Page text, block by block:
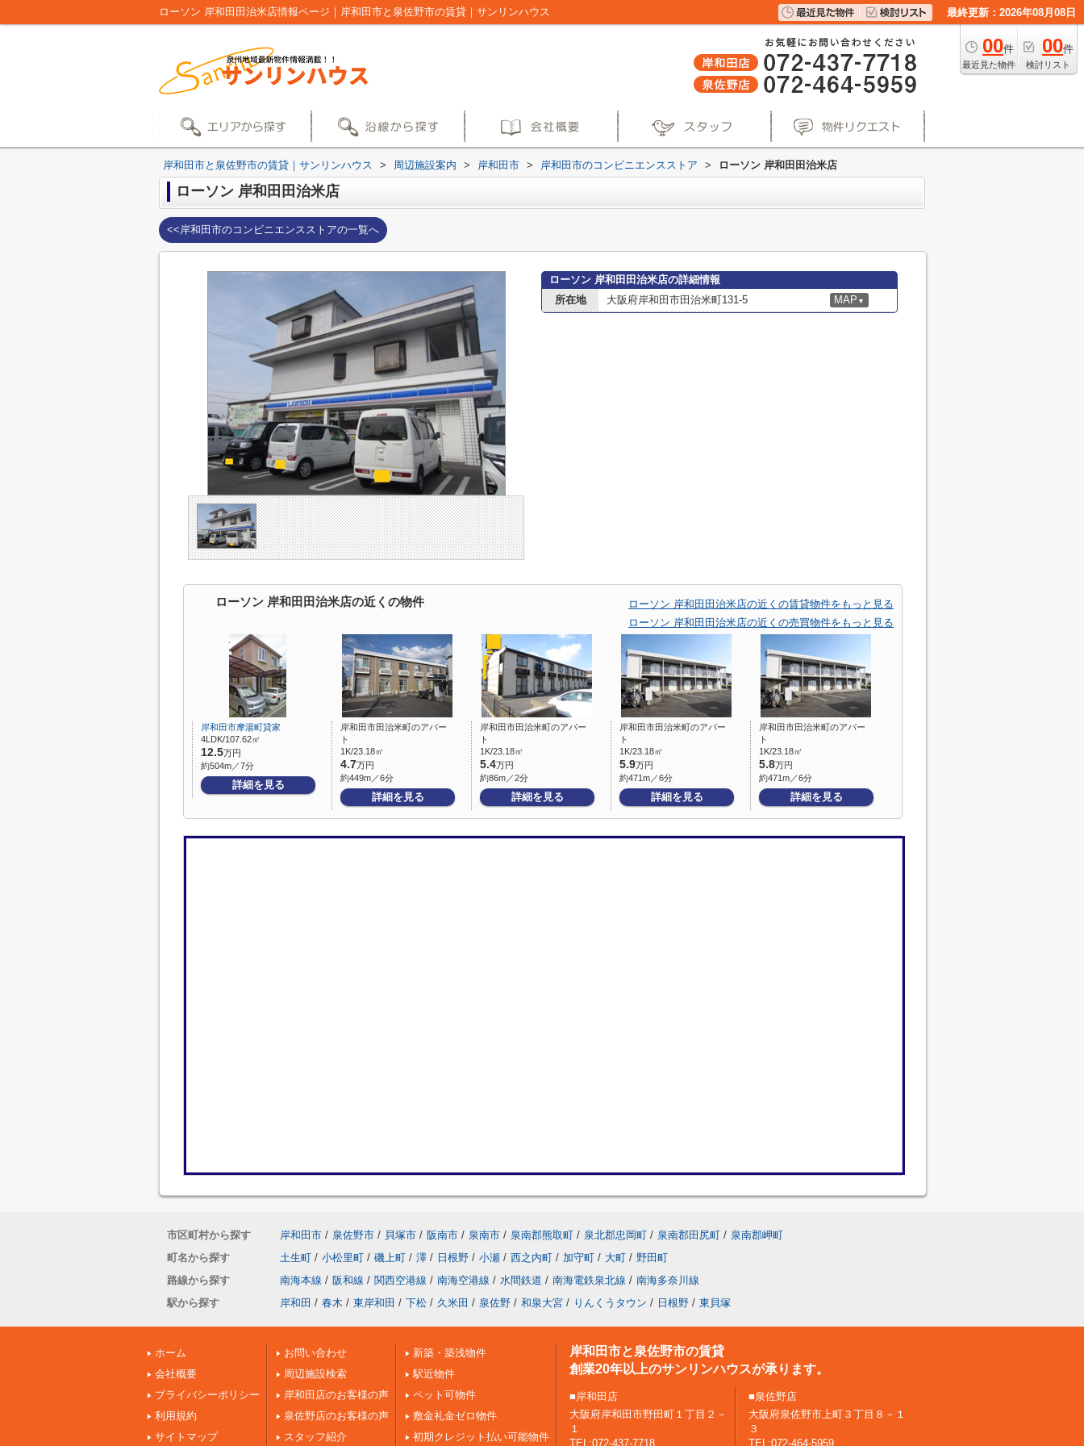
ローソン 岸和田田治米店情報ページ｜岸和田市と泉佐野市の賃貸｜サンリンハウス 最終更新：2026年08月08日
00件
最近見た物件
00件
検討リスト
岸和田市と泉佐野市の賃貸｜サンリンハウス > 周辺施設案内 > 岸和田市 > 岸和田市のコンビニエンスストア > ローソン 岸和田田治米店
ローソン 岸和田田治米店
<<岸和田市のコンビニエンスストアの一覧へ
ローソン 岸和田田治米店の詳細情報
所在地
大阪府岸和田市田治米町131-5 MAP ▼
ローソン 岸和田田治米店の近くの物件
ローソン 岸和田田治米店の近くの賃貸物件をもっと見る
ローソン 岸和田田治米店の近くの売買物件をもっと見る
岸和田市摩湯町貸家
4LDK/107.62㎡
12.5万円
約504m／7分
詳細を見る
岸和田市田治米町のアパー
ト
1K/23.18㎡
4.7万円
約449m／6分
詳細を見る
岸和田市田治米町のアパー
ト
1K/23.18㎡
5.4万円
約86m／2分
詳細を見る
岸和田市田治米町のアパー
ト
1K/23.18㎡
5.9万円
約471m／6分
詳細を見る
岸和田市田治米町のアパー
ト
1K/23.18㎡
5.8万円
約471m／6分
詳細を見る
市区町村から探す 岸和田市 / 泉佐野市 / 貝塚市 / 阪南市 / 泉南市 / 泉南郡熊取町 / 泉北郡忠岡町 / 泉南郡田尻町 / 泉南郡岬町
町名から探す
土生町 / 小松里町 / 磯上町 / 澤 / 日根野 / 小瀬 / 西之内町 / 加守町 / 大町 / 野田町
路線から探す
南海本線 / 阪和線 / 関西空港線 / 南海空港線 / 水間鉄道 / 南海電鉄泉北線 / 南海多奈川線
駅から探す
岸和田 / 春木 / 東岸和田 / 下松 / 久米田 / 泉佐野 / 和泉大宮 / りんくうタウン / 日根野 / 東貝塚
ホーム
会社概要
プライバシーポリシー
利用規約
サイトマップ
お問い合わせ
周辺施設検索
岸和田店のお客様の声
泉佐野店のお客様の声
スタッフ紹介
新築・築浅物件
駅近物件
ペット可物件
敷金礼金ゼロ物件
初期クレジット払い可能物件
岸和田市と泉佐野市の賃貸
創業20年以上のサンリンハウスが承ります。
■岸和田店
大阪府岸和田市野田町１丁目２－
１
TEL:072-437-7718
■泉佐野店
大阪府泉佐野市上町３丁目８－１
３
TEL:072-464-5959